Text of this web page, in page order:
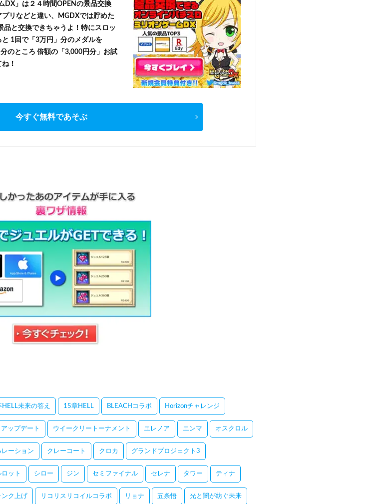
DX」は２４時間OPENの景品交換
リなどと違い、MGDXでは貯めた
品と交換できちゃうよ！特にスロッ
1回で「3万円」分のメダルを
のところ 倍額の「3,000円分」お試
！
今すぐ無料であそぶ
未来の答え 15章HELL BLEACHコラボ Horizonチャレンジ
アップデート ウイークリートーナメント エレノア エンマ オスクロル
ーション クレーコート クロカ グランドプロジェクト3
ット シロー ジン セミファイナル セレナ タワー ティナ
ンク上げ リコリスリコイルコラボ リョナ 五条悟 光と闇が紡ぐ未来